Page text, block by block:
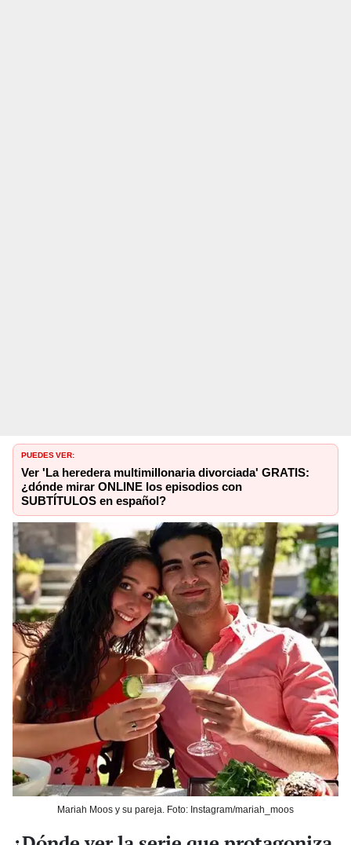
PUEDES VER:
Ver 'La heredera multimillonaria divorciada' GRATIS:
¿dónde mirar ONLINE los episodios con
SUBTÍTULOS en español?
Mariah Moos y su pareja. Foto: Instagram/mariah_moos